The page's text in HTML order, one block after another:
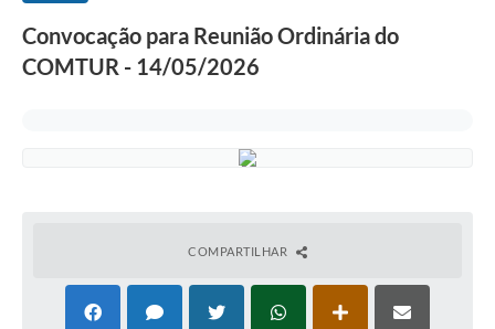
Convocação para Reunião Ordinária do
COMTUR - 14/05/2026
COMPARTILHAR